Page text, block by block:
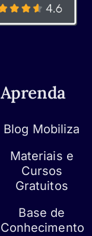
Aprenda
Blog Mobiliza
Materiais e
Cursos
Gratuitos
Base de
Conhecimento